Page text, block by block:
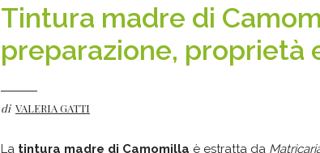
Tintura madre di
preparazione, proprietà
di VALERIA GATTI
La tintura madre di Camomilla è estratta da